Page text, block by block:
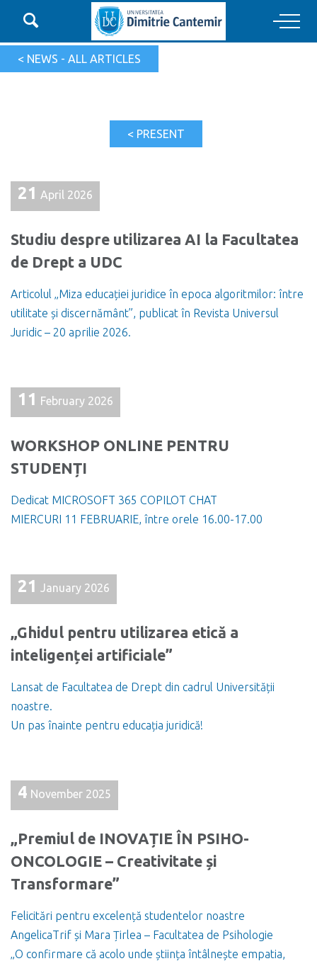

Main Navigation
< NEWS - ALL ARTICLES
< PRESENT
21 April 2026
Studiu despre utilizarea AI la Facultatea
de Drept a UDC
Articolul „Miza educației juridice în epoca algoritmilor: între
utilitate și discernământ”, publicat în Revista Universul
Juridic – 20 aprilie 2026.
11 February 2026
WORKSHOP ONLINE PENTRU
STUDENȚI
Dedicat MICROSOFT 365 COPILOT CHAT
MIERCURI 11 FEBRUARIE, între orele 16.00-17.00
21 January 2026
„Ghidul pentru utilizarea etică a
inteligenței artificiale”
Lansat de Facultatea de Drept din cadrul Universității
noastre.
Un pas înainte pentru educația juridică!
4 November 2025
„Premiul de INOVAȚIE ÎN PSIHO-
ONCOLOGIE – Creativitate și
Transformare”
Felicitări pentru excelență studentelor noastre
AngelicaTrif și Mara Țirlea – Facultatea de Psihologie
„O confirmare că acolo unde știința întâlnește empatia,